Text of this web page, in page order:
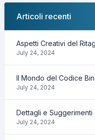
Articoli recenti
Aspetti Creativi del
July 24, 2024
Il Mondo del Codice
July 24, 2024
Dettagli e Suggerimenti
July 24, 2024